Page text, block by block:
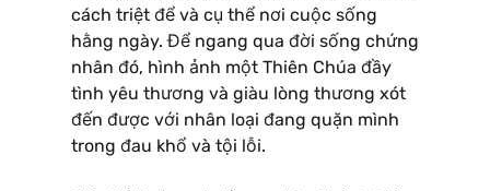
cách triệt để và cụ thể nơi cuộc sống
hằng ngày. Để ngang qua đời sống chứng
nhân đó, hình ảnh một Thiên Chúa đầy
tình yêu thương và giàu lòng thương xót
đến được với nhân loại đang quặn mình
trong đau khổ và tội lỗi.